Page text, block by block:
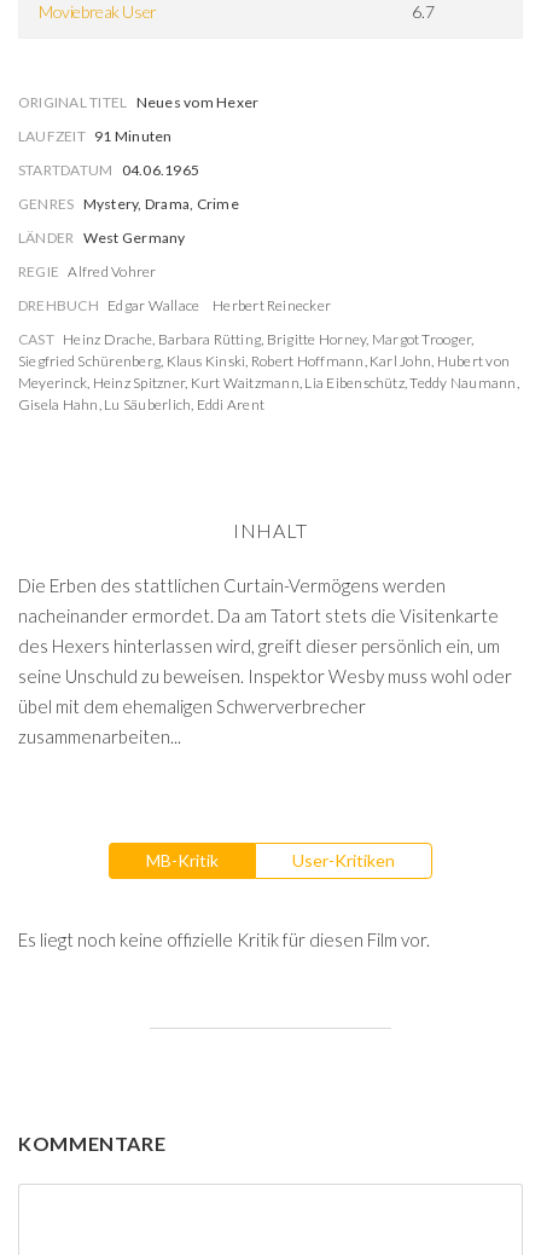
Moviebreak User 6.7
ORIGINAL TITEL Neues vom Hexer
LAUFZEIT 91 Minuten
STARTDATUM
04.06.1965
GENRES Mystery, Drama, Crime
LÄNDER West Germany
REGIE Alfred Vohrer
DREHBUCH Edgar Wallace
Herbert Reinecker
CAST Heinz Drache, Barbara Rütting, Brigitte Horney, Margot Trooger,
Siegfried Schürenberg, Klaus Kinski, Robert Hoffmann, Karl John, Hubert von
Meyerinck, Heinz Spitzner, Kurt Waitzmann, Lia Eibenschütz,Teddy Naumann,
Gisela Hahn, Lu Säuberlich, Eddi Arent
INHALT
Die Erben des stattlichen Curtain-Vermögens werden
nacheinander ermordet. Da am Tatort stets die Visitenkarte
des Hexers hinterlassen wird, greift dieser persönlich ein, um
seine Unschuld zu beweisen. Inspektor Wesby muss wohl oder
übel mit dem ehemaligen Schwerverbrecher
zusammenarbeiten...
MB-Kritik User-Kritiken
Es liegt noch keine offizielle Kritik für diesen Film vor.
KOMMENTARE